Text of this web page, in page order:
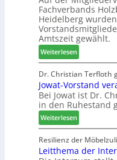
i
m
e
n
t
F
ü
h
r
u
n
g
a
n
o
r
d
e
r
t
N
a
c
h
b
e
s
s
Fachverbands
Heidelberg
Amtszeit gewählt.
Weiterlesen:
V
e
r
s
a
m
l
u
Dr. Christian Terfloth
Jowat-Vorstand
Bei Jowat ist Dr.
in den Ruhestand
Weiterlesen:
J
o
w
Resilienz der
Leitthema der